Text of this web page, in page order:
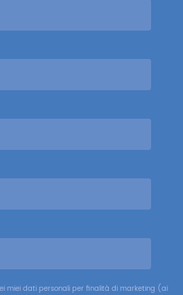
miei dati personali per finalità di marketing (ai